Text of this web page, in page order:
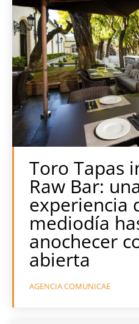
Toro Tapas
Raw Bar:
experiencia
mediodía
anochecer
abierta
AGENCIA COMUNICAE